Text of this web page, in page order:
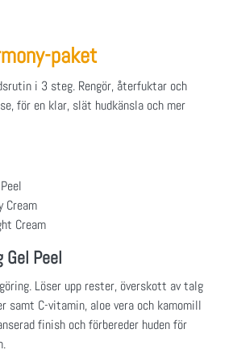
paket
i 3 steg. Rengör, återfuktar och
för en klar, slät hudkänsla och mer
Cream
Cream
Gel Peel
Löser upp rester, överskott av talg
samt C-vitamin, aloe vera och kamomill
finish och förbereder huden för